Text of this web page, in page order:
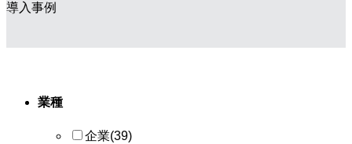
導入事例
業種
企業(39)